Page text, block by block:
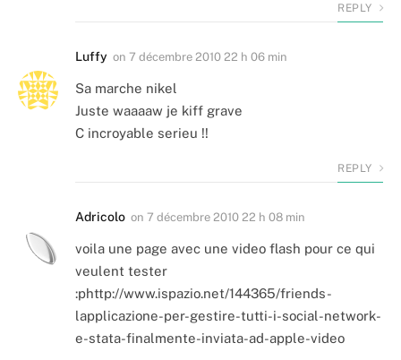
REPLY
Luffy on 7 décembre 2010 22 h 06 min
Sa marche nikel
Juste waaaaw je kiff grave
C incroyable serieu !!
REPLY
Adricolo on 7 décembre 2010 22 h 08 min
voila une page avec une video flash pour ce qui
veulent tester
:phttp://www.ispazio.net/144365/friends-
lapplicazione-per-gestire-tutti-i-social-network-
e-stata-finalmente-inviata-ad-apple-video